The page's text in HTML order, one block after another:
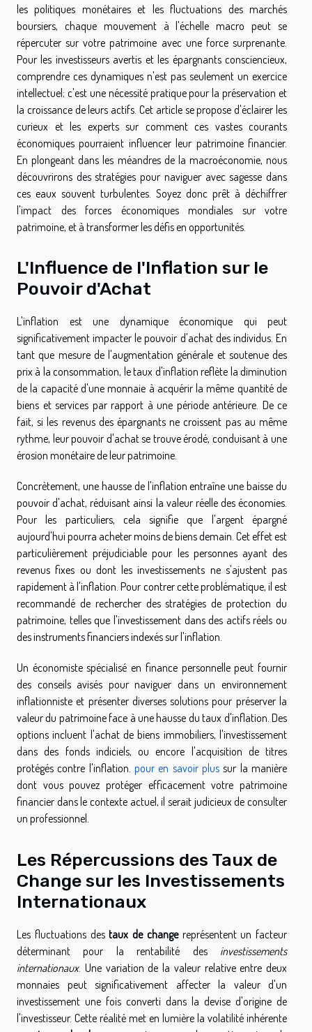
les politiques monétaires et les fluctuations des marchés
boursiers, chaque mouvement à l'échelle macro peut se
répercuter sur votre patrimoine avec une force surprenante.
Pour les investisseurs avertis et les épargnants consciencieux,
comprendre ces dynamiques n'est pas seulement un exercice
intellectuel; c'est une nécessité pratique pour la préservation et
la croissance de leurs actifs. Cet article se propose d'éclairer les
curieux et les experts sur comment ces vastes courants
économiques pourraient influencer leur patrimoine financier.
En plongeant dans les méandres de la macroéconomie, nous
découvrirons des stratégies pour naviguer avec sagesse dans
ces eaux souvent turbulentes. Soyez donc prêt à déchiffrer
l'impact des forces économiques mondiales sur votre
patrimoine, et à transformer les défis en opportunités.
L'Influence de l'Inflation sur le
Pouvoir d'Achat
L'inflation est une dynamique économique qui peut
significativement impacter le pouvoir d'achat des individus. En
tant que mesure de l'augmentation générale et soutenue des
prix à la consommation, le taux d'inflation reflète la diminution
de la capacité d'une monnaie à acquérir la même quantité de
biens et services par rapport à une période antérieure. De ce
fait, si les revenus des épargnants ne croissent pas au même
rythme, leur pouvoir d'achat se trouve érodé, conduisant à une
érosion monétaire de leur patrimoine.
Concrètement, une hausse de l'inflation entraîne une baisse du
pouvoir d'achat, réduisant ainsi la valeur réelle des économies.
Pour les particuliers, cela signifie que l'argent épargné
aujourd'hui pourra acheter moins de biens demain. Cet effet est
particulièrement préjudiciable pour les personnes ayant des
revenus fixes ou dont les investissements ne s'ajustent pas
rapidement à l'inflation. Pour contrer cette problématique, il est
recommandé de rechercher des stratégies de protection du
patrimoine, telles que l'investissement dans des actifs réels ou
des instruments financiers indexés sur l'inflation.
Un économiste spécialisé en finance personnelle peut fournir
des conseils avisés pour naviguer dans un environnement
inflationniste et présenter diverses solutions pour préserver la
valeur du patrimoine face à une hausse du taux d'inflation. Des
options incluent l'achat de biens immobiliers, l'investissement
dans des fonds indiciels, ou encore l'acquisition de titres
protégés contre l'inflation. pour en savoir plus sur la manière
dont vous pouvez protéger efficacement votre patrimoine
financier dans le contexte actuel, il serait judicieux de consulter
un professionnel.
Les Répercussions des Taux de
Change sur les Investissements
Internationaux
Les fluctuations destaux de changereprésentent un facteur
déterminant pour la rentabilité des investissements
internationaux. Une variation de la valeur relative entre deux
monnaies peut significativement affecter la valeur d'un
investissement une fois converti dans la devise d'origine de
l'investisseur. Cette réalité met en lumière la volatilité inhérente